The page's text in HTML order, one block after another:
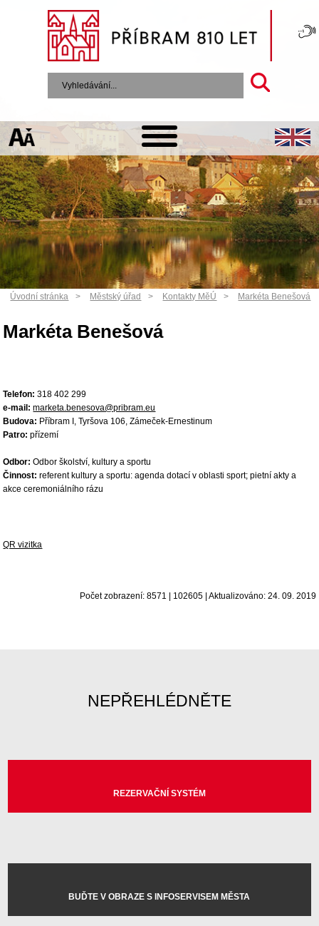
Úvodní stránka Městský úřad Kontakty MěÚ Markéta Benešová
Markéta Benešová
Telefon: 318 402 299
e-mail: marketa.benesova@pribram.eu
Budova: Příbram I, Tyršova 106, Zámeček-Ernestinum
Patro: přízemí
Odbor: Odbor školství, kultury a sportu
Činnost: referent kultury a sportu: agenda dotací v oblasti sport; pietní akty a
akce ceremoniálního rázu
QR vizitka
Počet zobrazení: 8571 | 102605 | Aktualizováno: 24. 09. 2019
NEPŘEHLÉDNĚTE
REZERVAČNÍ SYSTÉM
BUĎTE V OBRAZE S INFOSERVISEM MĚSTA